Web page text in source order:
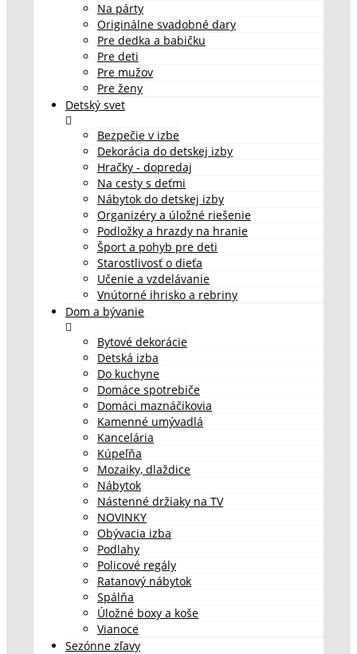
Na párty
Originálne svadobné dary
Pre dedka a babičku
Pre deti
Pre mužov
Pre ženy
Detský svet
Bezpečie v izbe
Dekorácia do detskej izby
Hračky - dopredaj
Na cesty s deťmi
Nábytok do detskej izby
Organizéry a úložné riešenie
Podložky a hrazdy na hranie
Šport a pohyb pre deti
Starostlivosť o dieťa
Učenie a vzdelávanie
Vnútorné ihrisko a rebriny
Dom a bývanie
Bytové dekorácie
Detská izba
Do kuchyne
Domáce spotrebiče
Domáci maznáčikovia
Kamenné umývadlá
Kancelária
Kúpeľňa
Mozaiky, dlaždice
Nábytok
Nástenné držiaky na TV
NOVINKY
Obývacia izba
Podlahy
Policové regály
Ratanový nábytok
Spálňa
Úložné boxy a koše
Vianoce
Sezónne zľavy